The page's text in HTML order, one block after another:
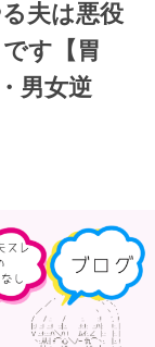
夫は悪役
す【胃
男女逆